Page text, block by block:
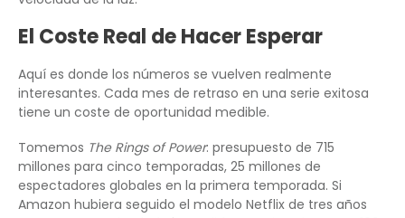
El Coste Real de Hacer Esperar
Aquí es donde los números se vuelven realmente
interesantes. Cada mes de retraso en una serie exitosa
tiene un coste de oportunidad medible.
Tomemos The Rings of Power: presupuesto de 715
millones para cinco temporadas, 25 millones de
espectadores globales en la primera temporada. Si
Amazon hubiera seguido el modelo Netflix de tres años